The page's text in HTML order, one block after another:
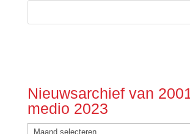
Nieuwsarchief van
medio 2023
Nieuwsarchief